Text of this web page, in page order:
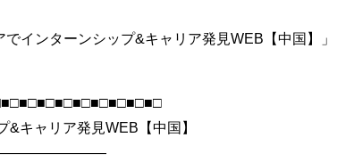
インターンシップ&キャリア発見WEB【中国】」
キャリア発見WEB【中国】